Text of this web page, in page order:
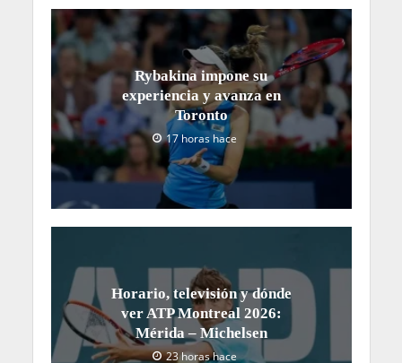
Rybakina impone su
experiencia y avanza en
Toronto
17 horas hace
Horario, televisión y dónde
ver ATP Montreal 2026:
Mérida – Michelsen
23 horas hace